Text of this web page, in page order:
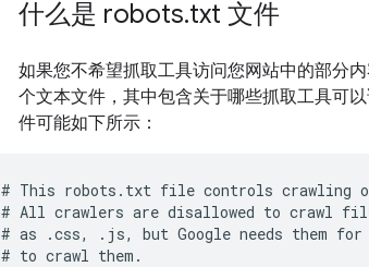
什么是 robots.txt 文件
如果您不希望抓取工具访问您网站中的部分
个文本文件，其中包含关于哪些抓取工具可
件可能如下所示：
# This robots.txt file controls crawling of
# All crawlers are disallowed to crawl
# as .css, .js, but Google needs them for
# to crawl them.